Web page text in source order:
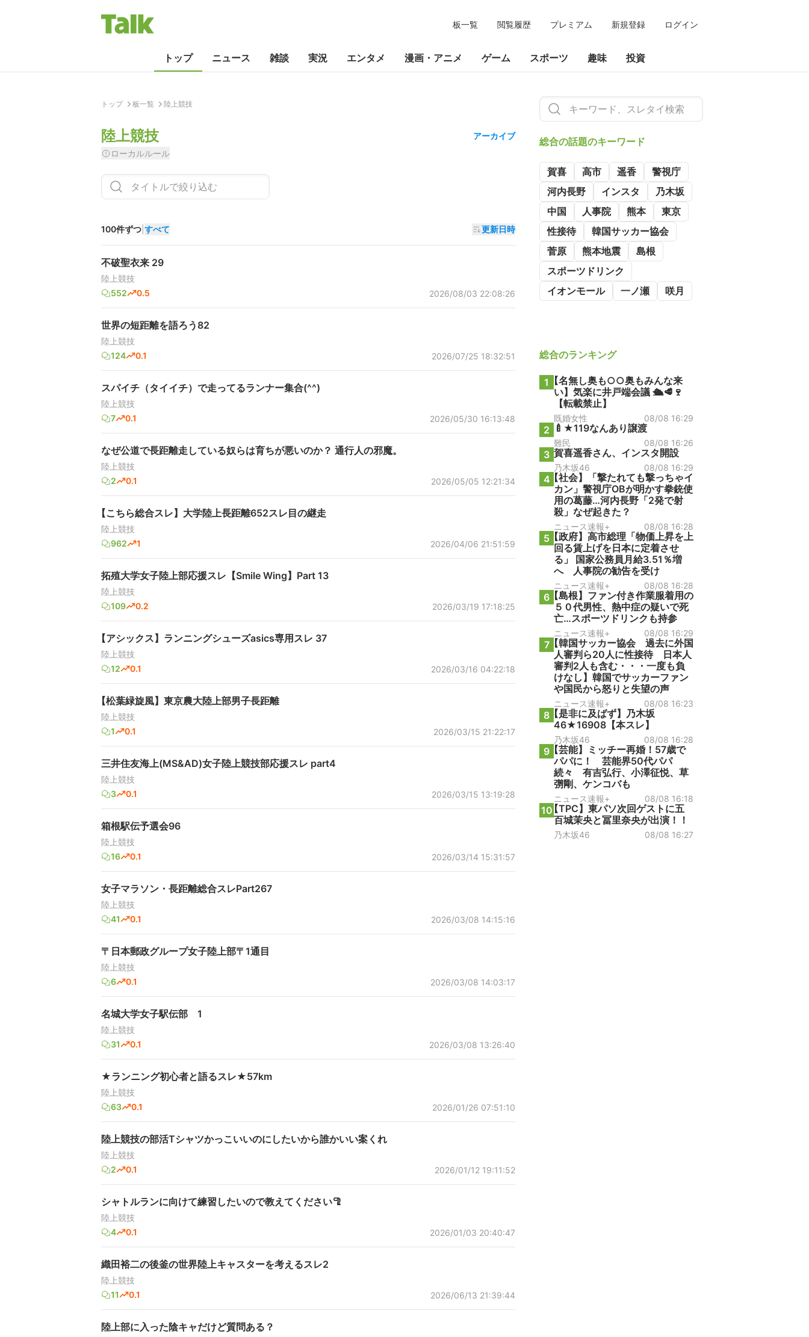
板一覧 閲覧履歴 プレミアム 新規登録 ログイン
トップ ニュース 雑談 実況 エンタメ 漫画・アニメ ゲーム スポーツ 趣味 投資
トップ 板一覧 陸上競技
陸上競技
アーカイブ
ローカルルール
100件ずつ すべて 更新日時
不破聖衣来 29
陸上競技
552
0.5 2026/08/03 22:08:26
世界の短距離を語ろう82
陸上競技
124
0.1 2026/07/25 18:32:51
スパイチ（タイイチ）で走ってるランナー集合(^^)
陸上競技
7
0.1 2026/05/30 16:13:48
なぜ公道で長距離走している奴らは育ちが悪いのか？ 通行人の邪魔。
陸上競技
2
0.1 2026/05/05 12:21:34
【こちら総合スレ】大学陸上長距離652スレ目の継走
陸上競技
962
1 2026/04/06 21:51:59
拓殖大学女子陸上部応援スレ【Smile Wing】Part 13
陸上競技
109
0.2 2026/03/19 17:18:25
【アシックス】ランニングシューズasics専用スレ 37
陸上競技
12
0.1 2026/03/16 04:22:18
【松葉緑旋風】東京農大陸上部男子長距離
陸上競技
1
0.1 2026/03/15 21:22:17
三井住友海上(MS&AD)女子陸上競技部応援スレ part4
陸上競技
3
0.1 2026/03/15 13:19:28
箱根駅伝予選会96
陸上競技
16
0.1 2026/03/14 15:31:57
女子マラソン・長距離総合スレPart267
陸上競技
41
0.1 2026/03/08 14:15:16
〒日本郵政グループ女子陸上部〒1通目
陸上競技
6
0.1 2026/03/08 14:03:17
名城大学女子駅伝部 1
陸上競技
31
0.1 2026/03/08 13:26:40
★ランニング初心者と語るスレ★57km
陸上競技
63
0.1 2026/01/26 07:51:10
陸上競技の部活Tシャツかっこいいのにしたいから誰かいい案くれ
陸上競技
2
0.1 2026/01/12 19:11:52
シャトルランに向けて練習したいので教えてください🦿
陸上競技
4
0.1 2026/01/03 20:40:47
織田裕二の後釜の世界陸上キャスターを考えるスレ2
陸上競技
11
0.1 2026/06/13 21:39:44
陸上部に入った陰キャだけど質問ある？
総合の話題のキーワード
賀喜 高市 遥香
警視庁
河内長野
インスタ
乃木坂
中国
人事院 熊本
東京
性接待
韓国サッカー協会
菅原
熊本地震
島根
スポーツドリンク
イオンモール
一ノ瀬 咲月
総合のランキング
1 【名無し奥も○○奥もみんな来
い】気楽に井戸端会議 🛳️🥩🍷
【転載禁止】
既婚女性 08/08 16:29
2 🍼★119なんあり譲渡
難民 08/08 16:26
3 賀喜遥香さん、インスタ開設
乃木坂46 08/08 16:29
4【社会】「撃たれても撃っちゃイ
カン」警視庁OBが明かす拳銃使
用の葛藤…河内長野「2発で射
殺」なぜ起きた？
ニュース速報+ 08/08 16:28
5【政府】高市総理「物価上昇を上
回る賃上げを日本に定着させ
る」 国家公務員月給3.51％増
へ 人事院の勧告を受け
ニュース速報+ 08/08 16:28
6【島根】ファン付き作業服着用の
５０代男性、熱中症の疑いで死
亡…スポーツドリンクも持参
ニュース速報+ 08/08 16:29
7【韓国サッカー協会 過去に外国
人審判ら20人に性接待 日本人
審判2人も含む・・・一度も負
けなし】韓国でサッカーファン
や国民から怒りと失望の声
ニュース速報+ 08/08 16:23
8【是非に及ばず】乃木坂
46★16908【本スレ】
乃木坂46 08/08 16:28
9【芸能】ミッチー再婚！57歳で
パパに！ 芸能界50代パパ
続々 有吉弘行、小澤征悦、草
彅剛、ケンコバも
ニュース速報+ 08/08 16:18
10【TPC】東パソ次回ゲストに五
百城茉央と冨里奈央が出演！！
乃木坂46 08/08 16:27